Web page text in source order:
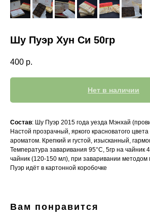
Шу Пуэр Хун Си 50гр
400 р.
Нет в наличии
Состав: Шу Пуэр 2015 года уезда Мэнхай
Настой прозрачный, яркого красноватого
ароматом. Крепкий и густой, изысканный,
Температура заваривания 95°C, 5гр на чайник
чайник (120-150 мл), при заваривании методом
Пуэр идёт в картонной коробочке
Вам понравится